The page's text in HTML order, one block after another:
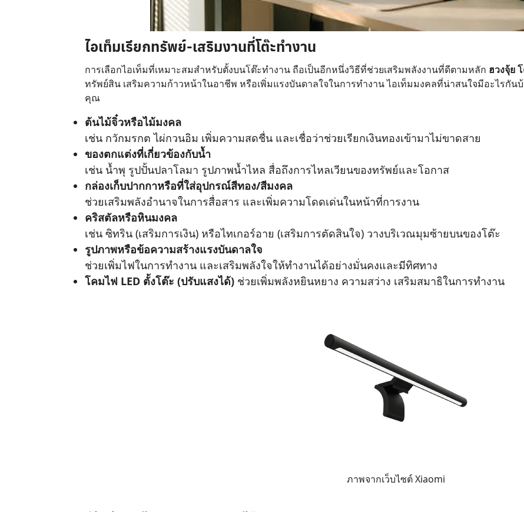
ไอเท็มเรียกทรัพย์-เสริมงานที่โต๊ะทำงาน
การเลือกไอเท็มที่เหมาะสมสำหรับตั้งบนโต๊ะทำงาน ถือเป็นอีกหนึ่งวิธีที่ช่วยเสริมพลังงานที่ดีตามหลัก ฮวงจุ้ย
ทรัพย์สิน เสริมความก้าวหน้าในอาชีพ หรือเพิ่มแรงบันดาลใจในการทำงาน ไอเท็มมงคลที่น่าสนใจมีอะไรกัน
คุณ
ต้นไม้จิ๋วหรือไม้มงคล
เช่น กวักมรกต ไผ่กวนอิม เพิ่มความสดชื่น และเชื่อว่าช่วยเรียกเงินทองเข้ามาไม่ขาดสาย
ของตกแต่งที่เกี่ยวข้องกับน้ำ
เช่น น้ำพุ รูปปั้นปลาโลมา รูปภาพน้ำไหล สื่อถึงการไหลเวียนของทรัพย์และโอกาส
กล่องเก็บปากกาหรือที่ใส่อุปกรณ์สีทอง/สีมงคล
ช่วยเสริมพลังอำนาจในการสื่อสาร และเพิ่มความโดดเด่นในหน้าที่การงาน
คริสตัลหรือหินมงคล
เช่น ซิทริน (เสริมการเงิน) หรือไทเกอร์อาย (เสริมการตัดสินใจ) วางบริเวณมุมซ้ายบนของโต๊ะ
รูปภาพหรือข้อความสร้างแรงบันดาลใจ
ช่วยเพิ่มไฟในการทำงาน และเสริมพลังใจให้ทำงานได้อย่างมั่นคงและมีทิศทาง
โคมไฟ LED ตั้งโต๊ะ (ปรับแสงได้) ช่วยเพิ่มพลังหยินหยาง ความสว่าง เสริมสมาธิในการทำงาน
ภาพจากเว็บไซต์ Xiaomi